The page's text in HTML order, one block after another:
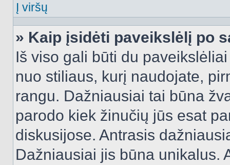
Į viršų
» Kaip įsidėti paveikslėlį po
Iš viso gali būti du
nuo stiliaus, kurį naudojate,
rangu. Dažniausiai tai būna
parodo kiek žinučių jūs esat
diskusijose. Antrasis
Dažniausiai jis būna unikalus.